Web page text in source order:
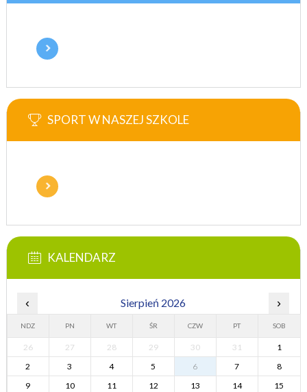
SPORT W NASZEJ SZKOLE
KALENDARZ
‹ Sierpień 2026 ›
NDZ PN WT ŚR CZW PT SOB
26 27 28 29 30 31
1
2
3 4 5 6 7
8
9
10 11 12 13 14
15